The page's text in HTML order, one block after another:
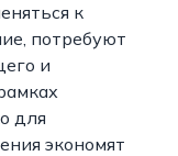
к
потребуют
и
для
экономят